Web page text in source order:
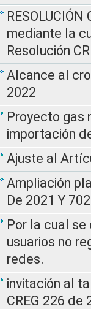
mediante la
Resolución
Alcance al
2022
Proyecto gas
importación
Ajuste al
Ampliación
De 2021 Y
Por la cual
usuarios no
redes.
invitación al
CREG 226